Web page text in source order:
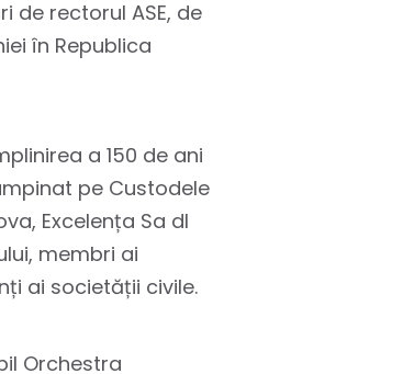
de rectorul ASE, de
în Republica
a 150 de ani
pe Custodele
Excelența Sa dl
membri ai
ai societății civile.
Orchestra